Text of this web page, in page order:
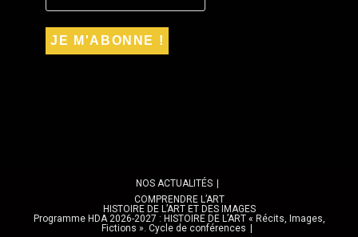
NOS ACTUALITÉS
COMPRENDRE L’ART
HISTOIRE DE L’ART ET DES IMAGES
Programme HDA 2026-2027 : HISTOIRE DE L’ART « Récits, Images,
Fictions ». Cycle de conférences